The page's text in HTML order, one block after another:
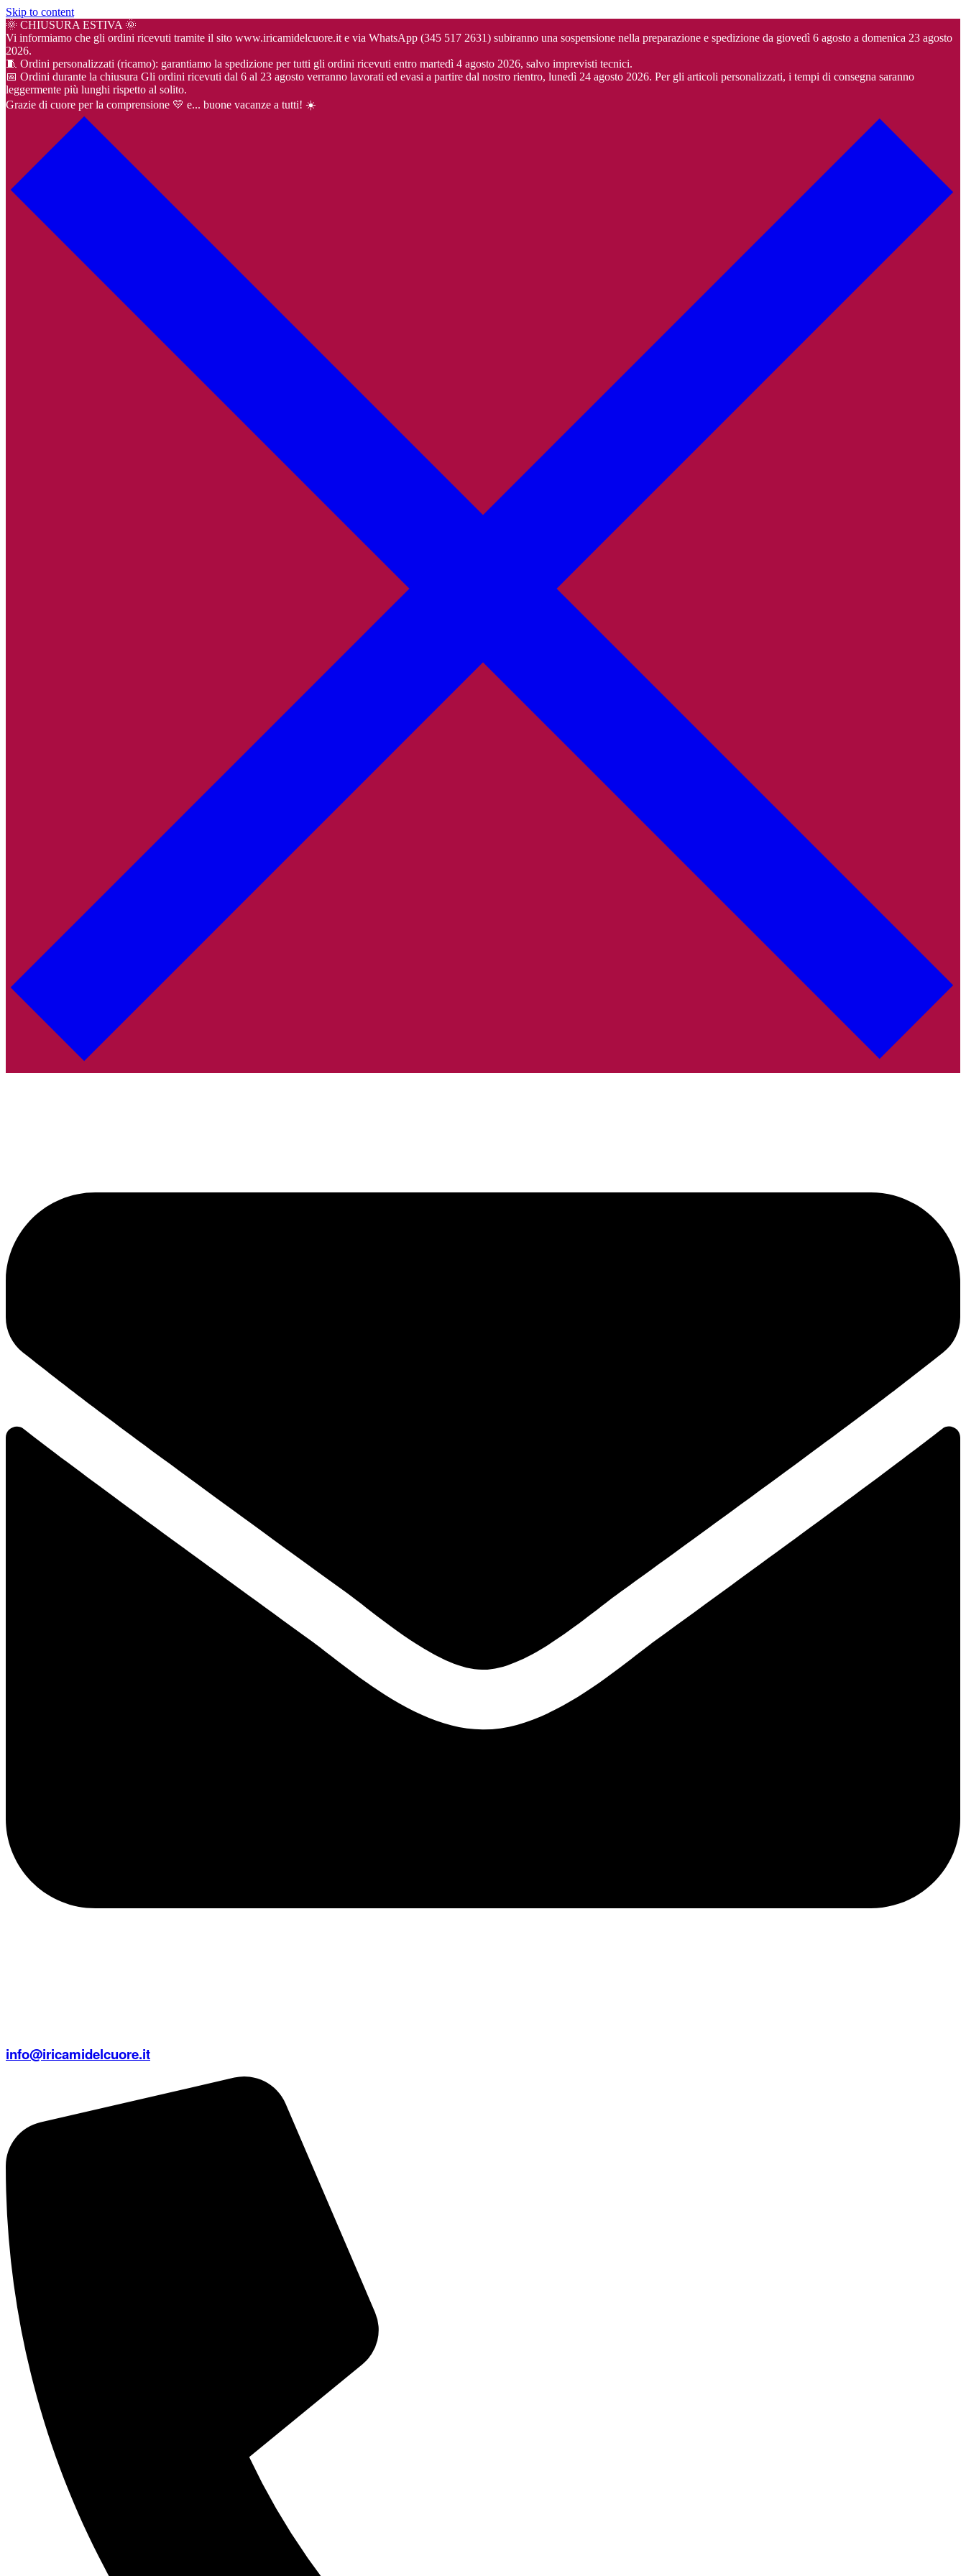
Skip to content
🌞 CHIUSURA ESTIVA 🌞
Vi informiamo che gli ordini ricevuti tramite il sito www.iricamidelcuore.it e via WhatsApp (345 517 2631) subiranno una sospensione nella preparazione e spedizione da giovedì 6 agosto a domenica 23 agosto
2026.
🧵 Ordini personalizzati (ricamo): garantiamo la spedizione per tutti gli ordini ricevuti entro martedì 4 agosto 2026, salvo imprevisti tecnici.
📅 Ordini durante la chiusura Gli ordini ricevuti dal 6 al 23 agosto verranno lavorati ed evasi a partire dal nostro rientro, lunedì 24 agosto 2026. Per gli articoli personalizzati, i tempi di consegna saranno
leggermente più lunghi rispetto al solito.
Grazie di cuore per la comprensione 💛 e... buone vacanze a tutti! ☀️
info@iricamidelcuore.it